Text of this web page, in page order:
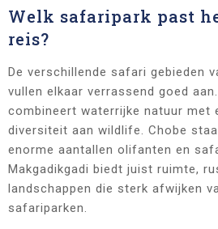
Welk safaripark past
reis?
De verschillende safari gebieden
vullen elkaar verrassend goed
combineert waterrijke natuur met
diversiteit aan wildlife. Chobe
enorme aantallen olifanten en
Makgadikgadi biedt juist ruimte,
landschappen die sterk afwijken
safariparken.